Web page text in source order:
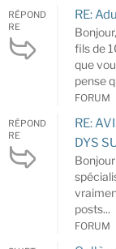
RÉPOND
RE
RE:
fils de
que
pense
FORUM
RÉPOND
RE
RE:
DYS
posts...
FORUM